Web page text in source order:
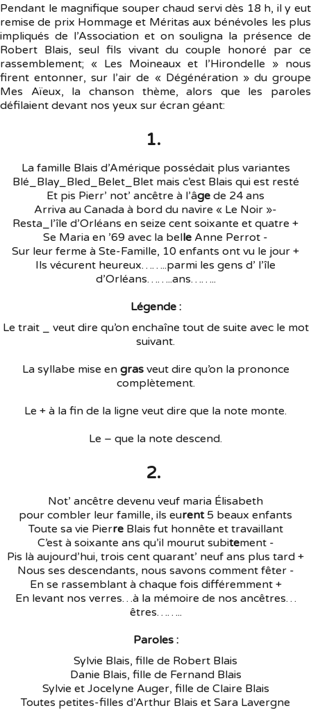
Pendant le magnifique souper chaud servi dès 18 h, il y eut
remise de prix Hommage et Méritas aux bénévoles les plus
impliqués de l’Association et on souligna la présence de
Robert Blais, seul fils vivant du couple honoré par ce
rassemblement; « Les Moineaux et l’Hirondelle » nous
firent entonner, sur l’air de « Dégénération » du groupe
Mes Aïeux, la chanson thème, alors que les paroles
défilaient devant nos yeux sur écran géant:
1.
La famille Blais d’Amérique possédait plus variantes
Blé_Blay_Bled_Belet_Blet mais c’est Blais qui est resté
Et pis Pierr’ not’ ancêtre à l’âge de 24 ans
Arriva au Canada à bord du navire « Le Noir »-
Resta_l’île d’Orléans en seize cent soixante et quatre +
Se Maria en ’69 avec la belle Anne Perrot -
Sur leur ferme à Ste-Famille, 10 enfants ont vu le jour +
Ils vécurent heureux……..parmi les gens d’ l’île
d’Orléans……..ans……..
Légende :
Le trait _ veut dire qu’on enchaîne tout de suite avec le mot
suivant.
La syllabe mise en gras veut dire qu’on la prononce
complètement.
Le + à la fin de la ligne veut dire que la note monte.
Le – que la note descend.
2.
Not’ ancêtre devenu veuf maria Élisabeth
pour combler leur famille, ils eurent5 beaux enfants
Toute sa vie PierreBlais fut honnête et travaillant
C’est à soixante ans qu’il mourut subitement -
Pis là aujourd’hui, trois cent quarant’ neuf ans plus tard +
Nous ses descendants, nous savons comment fêter -
En se rassemblant à chaque fois différemment +
En levant nos verres…à la mémoire de nos ancêtres…
êtres……..
Paroles :
Sylvie Blais, fille de Robert Blais
Danie Blais, fille de Fernand Blais
Sylvie et Jocelyne Auger, fille de Claire Blais
Toutes petites-filles d’Arthur Blais et Sara Lavergne